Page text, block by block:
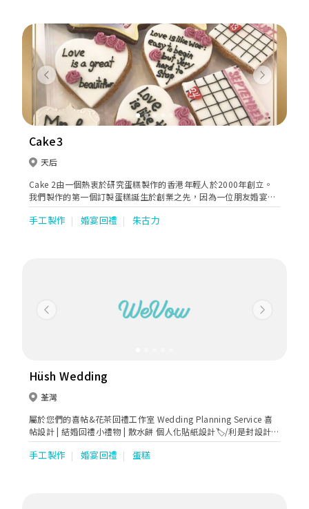
Previous Next
Cake3
天后
Cake 2由一個熱衷於研究蛋糕製作的香港年輕人於2000年創立。
我們製作的第一個訂製蛋糕誕生於創業之先，因為一位朋友婚宴的
邀請，我們有了為他製作結婚蛋糕的機會。一向自學製作蛋糕的創
業店主為了向朋友送上一份最甜美的祝福，特別花了一段時間參考
手工製作 婚宴回禮 朱古力
Previous Next
Hüsh Wedding
荃灣
屬於您們的喜帖&花茶回禮工作室 Wedding Planning Service 喜
帖設計 | 結婚回禮小禮物 | 散水餅 個人化貼紙設計🏷/利是封設計🧧
- 簽名布/座位表,愛的宣言,人名牌, etc.
手工製作 婚宴回禮 蛋糕